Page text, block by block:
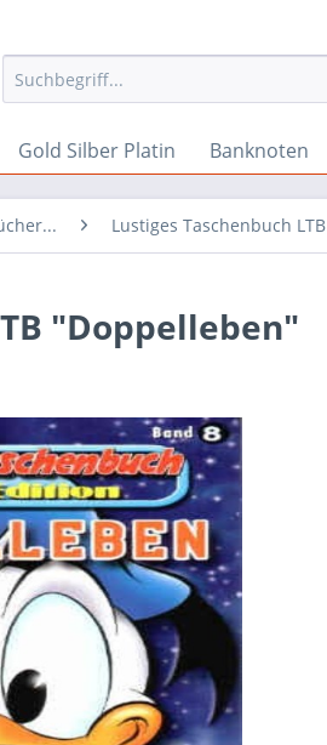
Gold Silber Platin Banknoten
Lustiges Taschenbuch LTB
"Doppelleben"